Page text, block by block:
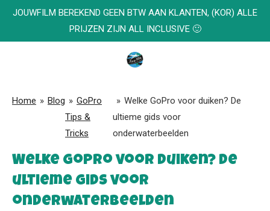
GaJOUWFILM BEREKEND GEEN BTW AAN KLANTEN, (KOR) ALLE
PRIJZEN ZIJN ALL INCLUSIVE 🙂
Home » Blog » GoPro
Tips &
Tricks
» Welke GoPro voor duiken? De
ultieme gids voor
onderwaterbeelden
Welke GoPro voor duiken? De
ultieme gids voor
onderwaterbeelden